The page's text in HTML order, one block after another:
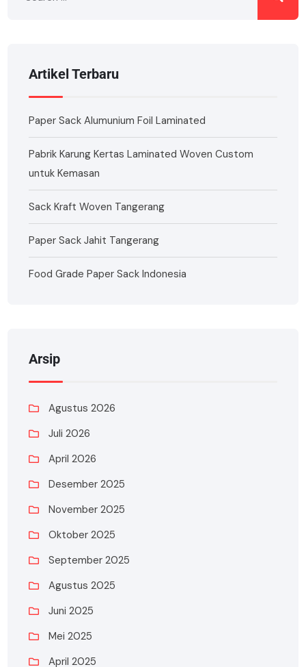
Artikel Terbaru
Paper Sack Alumunium Foil Laminated
Pabrik Karung Kertas Laminated Woven Custom
untuk Kemasan
Sack Kraft Woven Tangerang
Paper Sack Jahit Tangerang
Food Grade Paper Sack Indonesia
Arsip
Agustus 2026
Juli 2026
April 2026
Desember 2025
November 2025
Oktober 2025
September 2025
Agustus 2025
Juni 2025
Mei 2025
April 2025